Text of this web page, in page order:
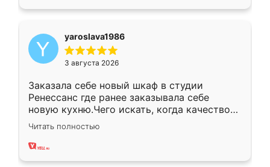
yaroslava1986
3 августа 2026
Заказала себе новый шкаф в студии
Ренессанс где ранее заказывала себе
новую кухню.Чего искать, когда качеством
вполне довольна. Служит кухня уже почти
два года, нареканий нет.
Читать полностью